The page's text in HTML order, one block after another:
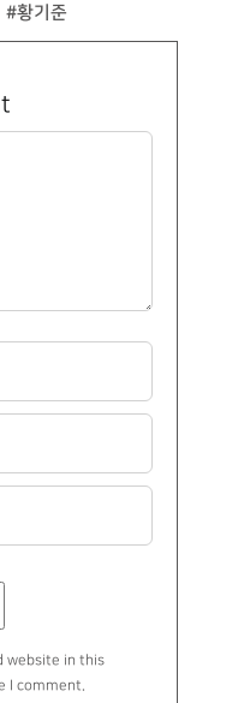
#황기준
website in this
I comment.